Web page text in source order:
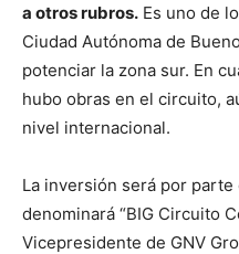
a otros rubros. Es uno de
Ciudad Autónoma de
potenciar la zona sur. En
hubo obras en el circuito,
nivel internacional.
La inversión será por
denominará “BIG Circuito
Vicepresidente de GNV